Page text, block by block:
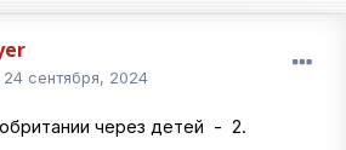
24 сентября, 2024
через детей - 2.